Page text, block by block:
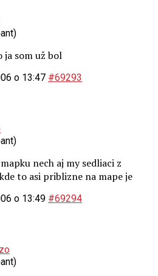
som už bol
o 13:47 #69293
nech aj my sedliaci z
to asi priblizne na mape je
o 13:49 #69294